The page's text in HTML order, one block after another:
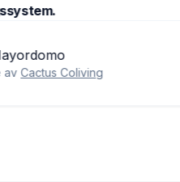
Coliving